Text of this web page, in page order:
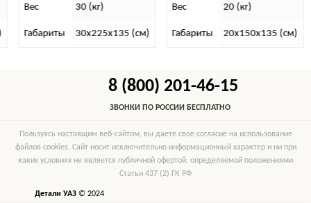
Вес 30 (кг)
Габариты 30х225х135 (см)
Вес 20 (кг)
Габариты 20х150х135 (см)
8 (800) 201-46-15
ЗВОНКИ ПО РОССИИ БЕСПЛАТНО
Пользуясь настоящим веб-сайтом, вы даете свое согласие на использование
файлов cookies. Сайт носит исключительно информационный характер и ни при
каких условиях не является публичной офертой, определяемой положениями
Статьи 437 (2) ГК РФ
Детали УАЗ © 2024